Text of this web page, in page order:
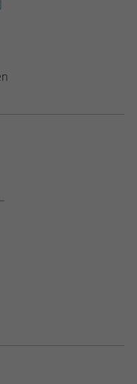
in anonymisierter
1
die Besucher
oder Interessen
des
die gezielte